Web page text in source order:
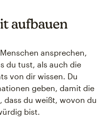
aufbauen
ansprechen,
du tust, als auch die
von dir wissen. Du
geben, damit die
dass du weißt, wovon du
bist.